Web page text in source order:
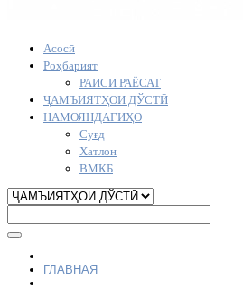
Асосӣ
Роҳбарият
РАИСИ РАЁСАТ
ҶАМЪИЯТҲОИ ДЎСТӢ
НАМОЯНДАГИҲО
Суғд
Хатлон
ВМКБ
ГЛАВНАЯ